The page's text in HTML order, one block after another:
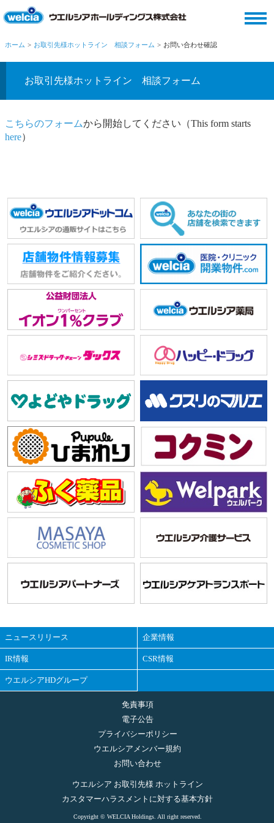
ホーム お取引先様ホットライン 相談フォーム お問い合わせ確認
お取引先様ホットライン 相談フォーム
こちらのフォームから開始してください（This form starts
here）
ニュースリリース 企業情報
IR情報 CSR情報
ウエルシアHDグループ
免責事項
電子公告
プライバシーポリシー
ウエルシアメンバー規約
お問い合わせ
ウエルシア お取引先様 ホットライン
カスタマーハラスメントに対する基本方針
Copyright © WELCIA Holdings. All right reserved.